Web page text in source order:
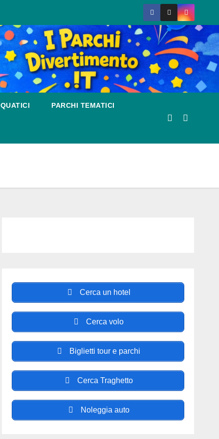
PARCHI TEMATICI
Cerca un hotel
Cerca volo
Biglietti tour e parchi
Cerca Traghetto
Noleggia auto